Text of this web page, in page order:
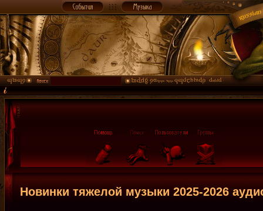
Новинки тяжелой музыки 2025-2026